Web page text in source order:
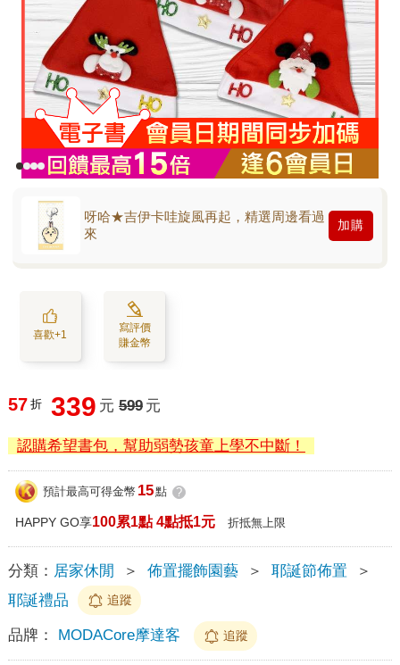
呀哈★吉伊卡哇旋風再起，精選周邊看過
來
加購
喜歡+1
寫評價
賺金幣
57 折 339 元 599 元
認購希望書包，幫助弱勢孩童上學不中斷！
預計最高可得金幣 15點 ?
HAPPY GO享100累1點 4點抵1元 折抵無上限
分類： 居家休閒 ＞ 佈置擺飾園藝 ＞ 耶誕節佈置
＞
耶誕禮品
追蹤
品牌： MODACore摩達客 追蹤